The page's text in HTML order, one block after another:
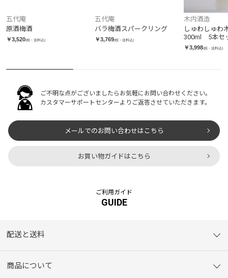
五代庵
原酒梅酒
￥3,520(税・送料込)
五代庵
バラ梅酒スパークリング
￥3,769(税・送料込)
木内酒造
しゅわしゅ
300ml 5本セ
￥3,998(税・送料込)
ご不明な点がございましたらお気軽にお問い合わせください。
カスタマーサポートセンターよりご返答させていただきます。
メールでのお問い合わせはこちら
お買い物ガイドはこちら
ご利用ガイド
GUIDE
配送と送料
商品について